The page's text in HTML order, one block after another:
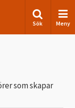
Sök Meny
som skapar